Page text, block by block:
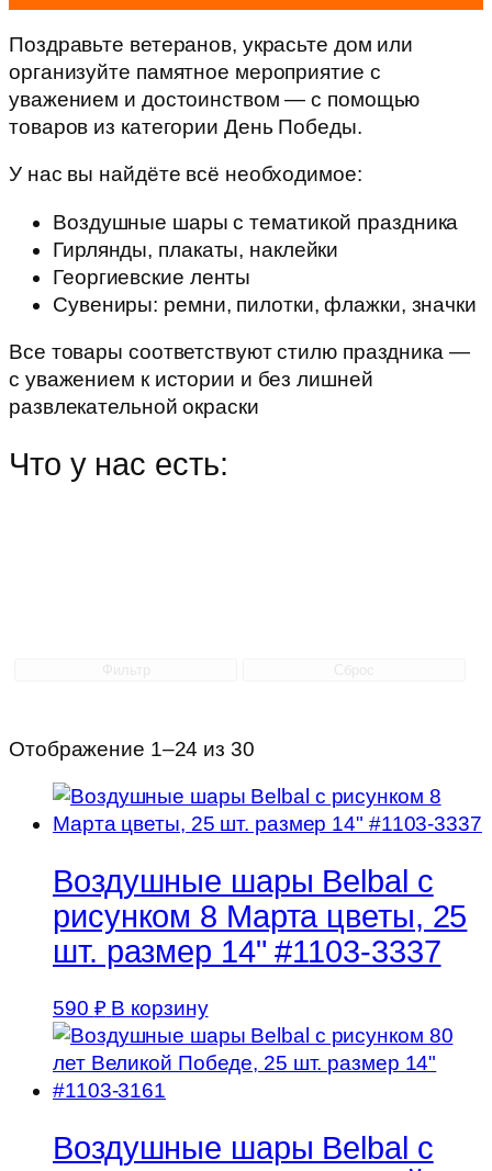
Поздравьте ветеранов, украсьте дом или
организуйте памятное мероприятие с
уважением и достоинством — с помощью
товаров из категории День Победы.
У нас вы найдёте всё необходимое:
Воздушные шары с тематикой праздника
Гирлянды, плакаты, наклейки
Георгиевские ленты
Сувениры: ремни, пилотки, флажки, значки
Все товары соответствуют стилю праздника —
с уважением к истории и без лишней
развлекательной окраски
Что у нас есть:
Отображение 1–24 из 30
Воздушные шары Belbal с
рисунком 8 Марта цветы, 25
шт. размер 14" #1103-3337
590 ₽ В корзину
Воздушные шары Belbal с